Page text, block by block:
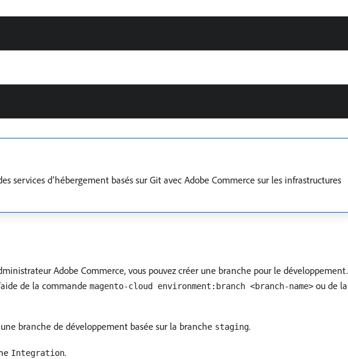
services d’hébergement basés sur Git avec Adobe Commerce sur les infrastructures
Adobe Commerce, vous pouvez créer une branche pour le développement.
de la commande magento-cloud environment:branch <branch-name> ou de la
branche de développement basée sur la branche staging.
Integration.